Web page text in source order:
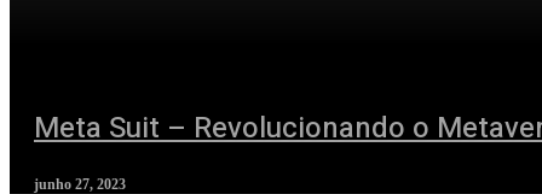
Meta Suit – Revolucionando o
junho 27, 2023